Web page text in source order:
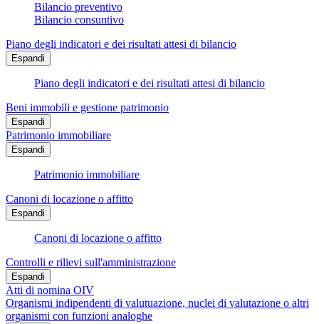
Bilancio preventivo
Bilancio consuntivo
Piano degli indicatori e dei risultati attesi di bilancio
Espandi
Piano degli indicatori e dei risultati attesi di bilancio
Beni immobili e gestione patrimonio
Espandi
Patrimonio immobiliare
Espandi
Patrimonio immobiliare
Canoni di locazione o affitto
Espandi
Canoni di locazione o affitto
Controlli e rilievi sull'amministrazione
Espandi
Atti di nomina OIV
Organismi indipendenti di valutuazione, nuclei di valutazione o altri
organismi con funzioni analoghe